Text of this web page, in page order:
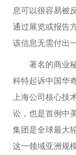
息可以很容易被
通过展览或报告
该信息无需付出
著名的商业秘
科特起诉中国华
上海公司核心技
讼，也是首例中
集团是全球最大
这一领域亚洲规